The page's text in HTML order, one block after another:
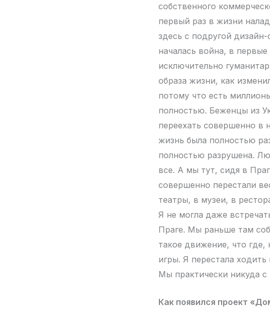
собственного
первый раз в жизни
здесь с подругой
началась война, в
исключительно
образа жизни, как
потому что есть
полностью. Беженцы из
переехать совершенно в
жизнь была полностью
полностью разрушена.
все. А мы тут, сидя в
совершенно перестали
театры, в музеи, в
Я не могла даже
Праге. Мы раньше там
такое движение, что где,
игры. Я перестала
Мы практически никуда
Как появился проект